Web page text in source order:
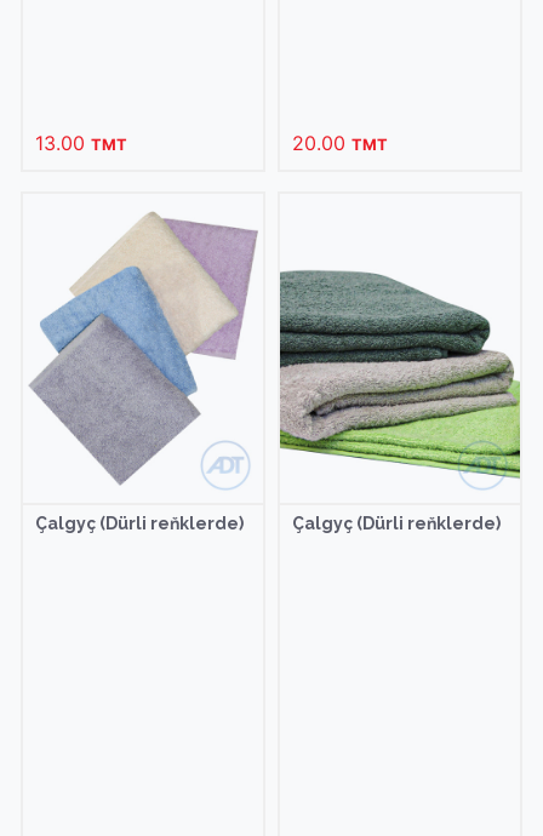
13.00 TMT 20.00 TMT
Çalgyç (Dürli reňklerde) Çalgyç (Dürli reňklerde)